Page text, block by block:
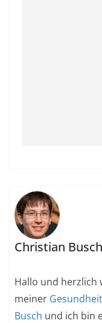
Christian Busch
Hallo und herzlich
meiner
Busch und ich bin